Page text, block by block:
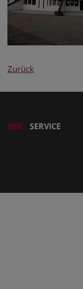
Zurück
SERVICE